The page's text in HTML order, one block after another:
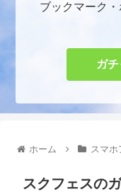
ブックマーク
ガ
ホーム スマホ
スクフェスの